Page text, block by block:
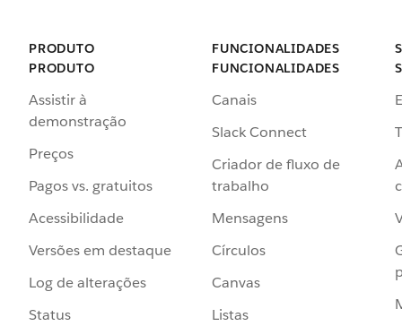
PRODUTO
PRODUTO
Assistir à
demonstração
Preços
Pagos vs. gratuitos
Acessibilidade
Versões em destaque
Log de alterações
Status
FUNCIONALIDADES
FUNCIONALIDADES
Canais
Slack Connect
Criador de fluxo de
trabalho
Mensagens
Círculos
Canvas
Listas